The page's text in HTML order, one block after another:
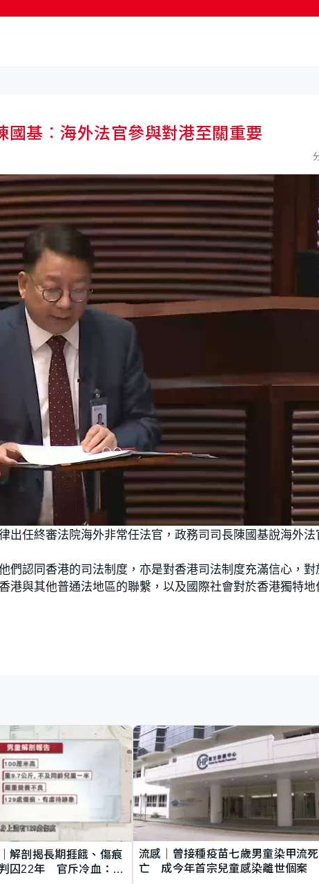
基︰海外法官參與對港至關重要
出任終審法院海外非常任法官，政務司司長陳國基說海外
們認同香港的司法制度，亦是對香港司法制度充滿信心，對
港與其他普通法地區的聯繫，以及國際社會對於香港獨特地
解剖揭長期捱餓、傷痕
囚22年 官斥冷血：同
流感｜曾接種疫苗七歲男童染甲流死
亡 成今年首宗兒童感染離世個案